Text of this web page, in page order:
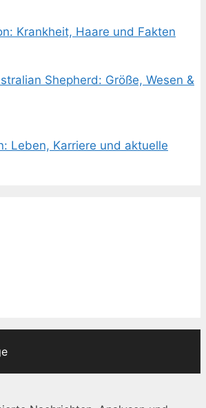
Krankheit, Haare und Fakten
Shepherd: Größe, Wesen &
Leben, Karriere und aktuelle